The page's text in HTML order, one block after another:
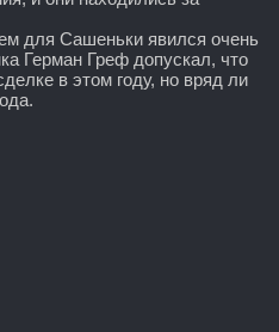
для Сашеньки явился очень
Герман Греф допускал, что
в этом году, но вряд ли